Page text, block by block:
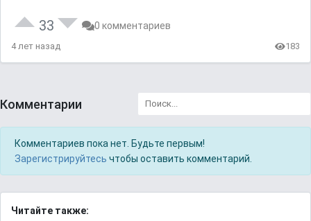
33 0 комментариев
4 лет назад 183
Комментарии
Комментариев пока нет. Будьте первым!
Зарегистрируйтесь чтобы оставить комментарий.
Читайте также: